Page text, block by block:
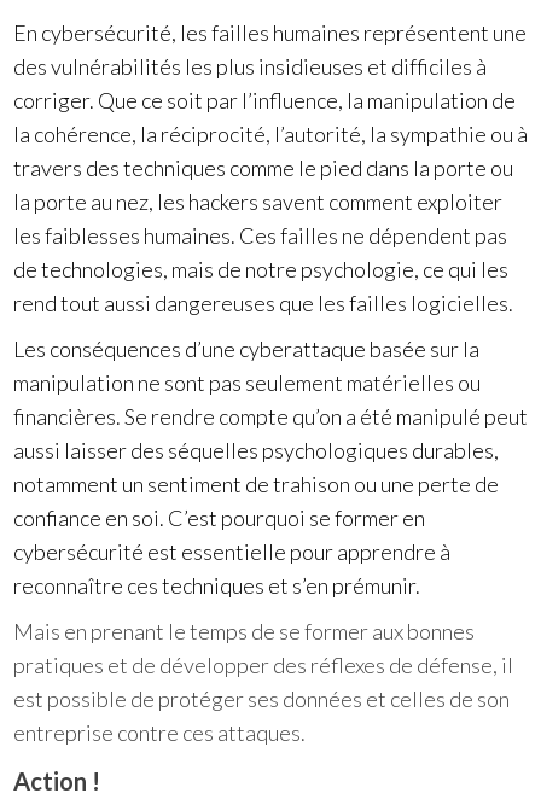
En cybersécurité, les failles humaines représentent une
des vulnérabilités les plus insidieuses et difficiles à
corriger. Que ce soit par l’influence, la manipulation de
la cohérence, la réciprocité, l’autorité, la sympathie ou à
travers des techniques comme le pied dans la porte ou
la porte au nez, les hackers savent comment exploiter
les faiblesses humaines. Ces failles ne dépendent pas
de technologies, mais de notre psychologie, ce qui les
rend tout aussi dangereuses que les failles logicielles.
Les conséquences d’une cyberattaque basée sur la
manipulation ne sont pas seulement matérielles ou
financières. Se rendre compte qu’on a été manipulé peut
aussi laisser des séquelles psychologiques durables,
notamment un sentiment de trahison ou une perte de
confiance en soi. C’est pourquoi se former en
cybersécurité est essentielle pour apprendre à
reconnaître ces techniques et s’en prémunir.
Mais en prenant le temps de se former aux bonnes
pratiques et de développer des réflexes de défense, il
est possible de protéger ses données et celles de son
entreprise contre ces attaques.
Action !